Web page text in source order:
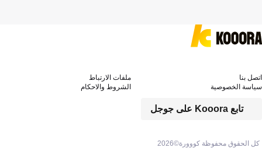
كل الحقوق محفوظة كووورة©2026
تابع Kooora على جوجل
اتصل بنا
ملفات الارتباط
سياسة الخصوصية
الشروط والاحكام